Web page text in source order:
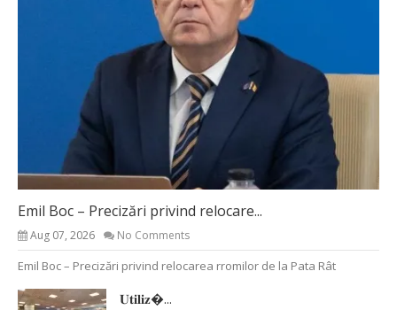
Emil Boc – Precizări privind relocare...
Aug 07, 2026 No Comments
Emil Boc – Precizări privind relocarea rromilor de la Pata Rât
𝐔𝐭𝐢𝐥𝐢𝐳�...